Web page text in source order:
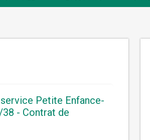
Petite Enfance-
- Contrat de